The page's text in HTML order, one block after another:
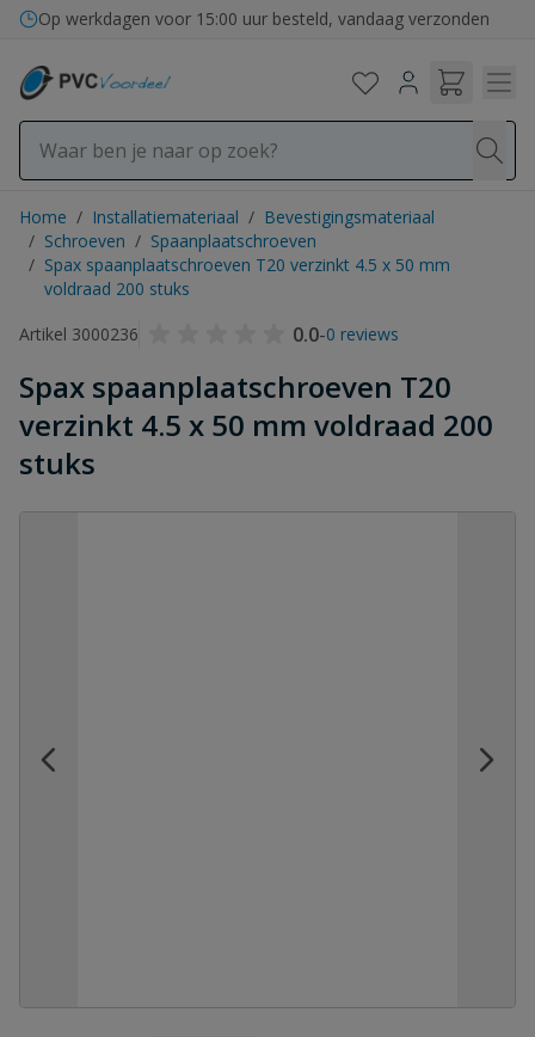
Ga naar de inhoud
Op werkdagen voor 15:00 uur besteld, vandaag verzonden
Home / Installatiemateriaal / Bevestigingsmateriaal
/ Schroeven / Spaanplaatschroeven
/ Spax spaanplaatschroeven T20 verzinkt 4.5 x 50 mm
voldraad 200 stuks
Artikel 3000236
0.0-0 reviews
Spax spaanplaatschroeven T20
verzinkt 4.5 x 50 mm voldraad 200
stuks